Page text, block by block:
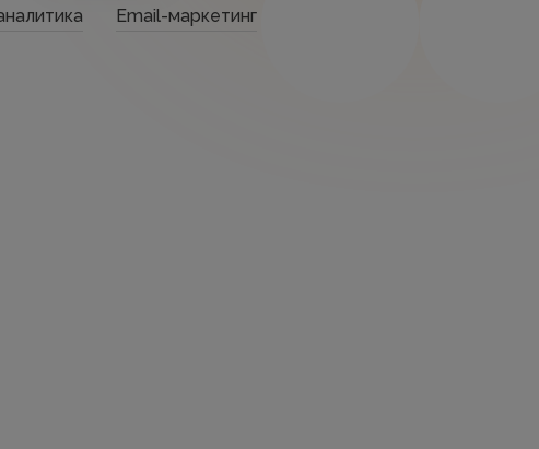
Email-маркетинг